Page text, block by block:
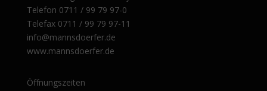
Telefon 0711 / 99 79 97-0
Telefax 0711 / 99 79 97-11
info@mannsdoerfer.de
www.mannsdoerfer.de
Öffnungszeiten